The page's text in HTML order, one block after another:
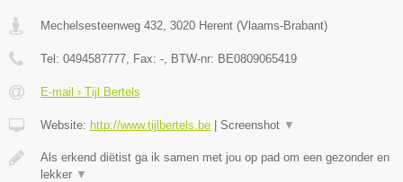
Mechelsesteenweg 432 3020 Herent (Vlaams-Brabant)
Tel: 0494587777 , Fax: - , BTW-nr: BE0809065419
E-mail › Tijl Bertels
Website: http://www.tijlbertels.be | Screenshot ▼
Als erkend diëtist ga ik samen met jou op pad om een gezonder en
lekker ▼